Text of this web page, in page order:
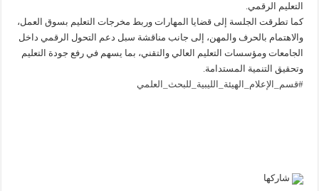
التعليم الرقمي.
كما تطرقت الجلسة إلى قضايا المهارات وربط مخرجات التعليم بسوق العمل،
والاهتمام بالحرف والمهن، إلى جانب مناقشة سبل دعم التحول الرقمي داخل
الجامعات ومؤسسات التعليم العالي والتقني، بما يسهم في رفع جودة التعليم
وتحقيق التنمية المستدامة.
#قسم_الإعلام_الهيئة_الليبية_للبحث_العلمي
شاركها